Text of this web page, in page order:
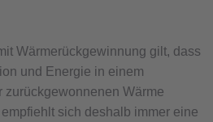
Wärmerückgewinnung gilt, dass
und Energie in einem
zurückgewonnenen Wärme
sich deshalb immer eine